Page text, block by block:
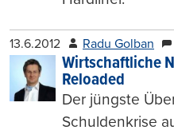
13.6.2012 Radu Golban
Wirtschaftliche
Reloaded
Der jüngste
Schuldenkrise